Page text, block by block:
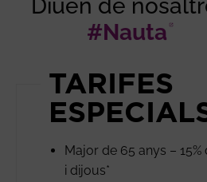
Diuen de
#Nauta
TARIFES
Major de 65 anys –
i dijous*